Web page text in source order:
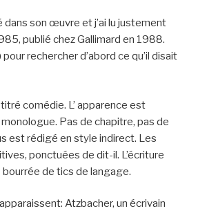
dans son œuvre et j’ai lu justement
publié chez Gallimard en 1988.
rechercher d’abord ce qu’il disait
comédie. L’ apparence est
Pas de chapitre, pas de
est rédigé en style indirect. Les
ponctuées de dit-il. L’écriture
de tics de langage.
Atzbacher, un écrivain